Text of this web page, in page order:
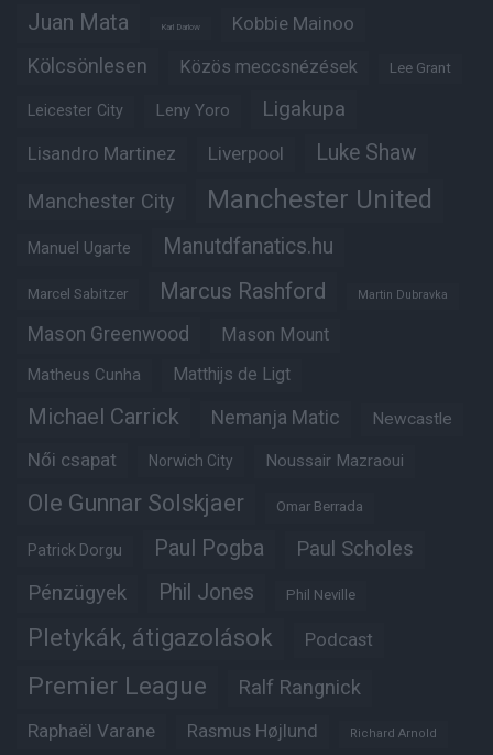
Juan Mata Karl Darlow Kobbie Mainoo
Kölcsönlesen Közös meccsnézések Lee Grant
Leicester City Leny Yoro Ligakupa
Lisandro Martinez Liverpool Luke Shaw
Manchester City Manchester United
Manuel Ugarte Manutdfanatics.hu
Marcel Sabitzer Marcus Rashford Martin Dubravka
Mason Greenwood Mason Mount
Matheus Cunha Matthijs de Ligt
Michael Carrick Nemanja Matic Newcastle
Női csapat Norwich City Noussair Mazraoui
Ole Gunnar Solskjaer Omar Berrada
Patrick Dorgu Paul Pogba Paul Scholes
Pénzügyek Phil Jones Phil Neville
Pletykák, átigazolások Podcast
Premier League Ralf Rangnick
Raphaël Varane Rasmus Højlund Richard Arnold